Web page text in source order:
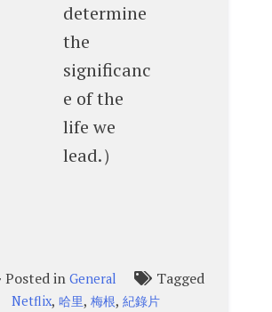
determine
the
significanc
e of the
life we
lead.）
Posted in General Tagged
Netflix, 哈里, 梅根, 紀錄片